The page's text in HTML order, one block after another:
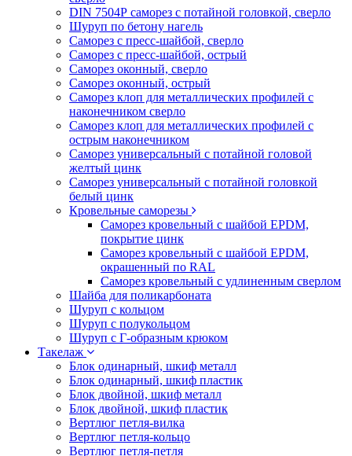
DIN 7504Р саморез с потайной головкой, сверло
Шуруп по бетону нагель
Саморез с пресс-шайбой, сверло
Саморез с пресс-шайбой, острый
Саморез оконный, сверло
Саморез оконный, острый
Саморез клоп для металлических профилей с
наконечником сверло
Саморез клоп для металлических профилей с
острым наконечником
Саморез универсальный с потайной головой
желтый цинк
Саморез универсальный с потайной головкой
белый цинк
Кровельные саморезы
Саморез кровельный с шайбой EPDM,
покрытие цинк
Саморез кровельный с шайбой EPDM,
окрашенный по RAL
Саморез кровельный с удлиненным сверлом
Шайба для поликарбоната
Шуруп с кольцом
Шуруп с полукольцом
Шуруп с Г-образным крюком
Такелаж
Блок одинарный, шкиф металл
Блок одинарный, шкиф пластик
Блок двойной, шкиф металл
Блок двойной, шкиф пластик
Вертлюг петля-вилка
Вертлюг петля-кольцо
Вертлюг петля-петля